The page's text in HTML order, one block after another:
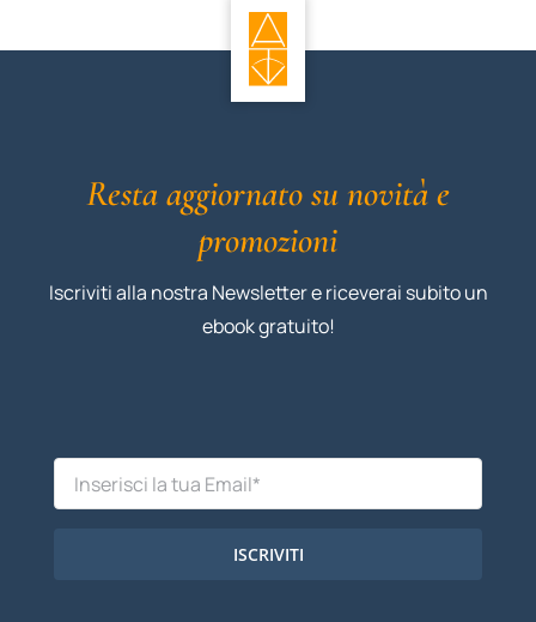
Resta aggiornato su novità e
promozioni
Iscriviti alla nostra Newsletter e riceverai subito un
ebook gratuito!
ISCRIVITI